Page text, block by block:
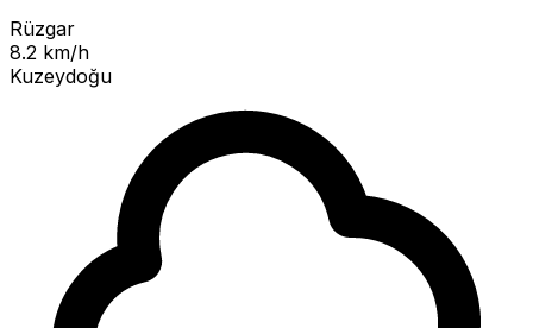
Rüzgar
8.2 km/h
Kuzeydoğu